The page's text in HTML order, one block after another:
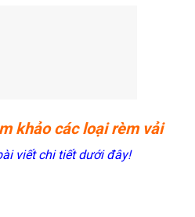
khảo các loại rèm vải
viết chi tiết dưới đây!